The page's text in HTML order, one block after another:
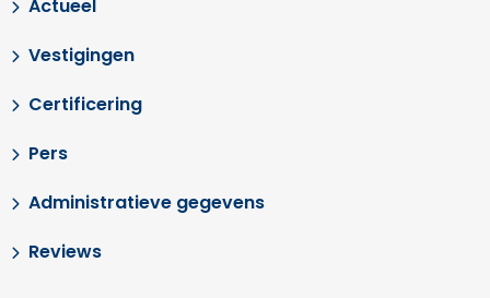
Actueel
Vestigingen
Certificering
Pers
Administratieve gegevens
Reviews